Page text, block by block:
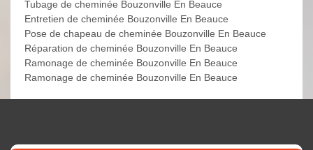
Tubage de cheminée Bouzonville En Beauce
Entretien de cheminée Bouzonville En Beauce
Pose de chapeau de cheminée Bouzonville En Beauce
Réparation de cheminée Bouzonville En Beauce
Ramonage de cheminée Bouzonville En Beauce
Ramonage de cheminée Bouzonville En Beauce